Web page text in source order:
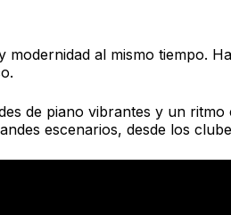
al mismo tiempo.
de piano vibrantes y un
escenarios, desde los